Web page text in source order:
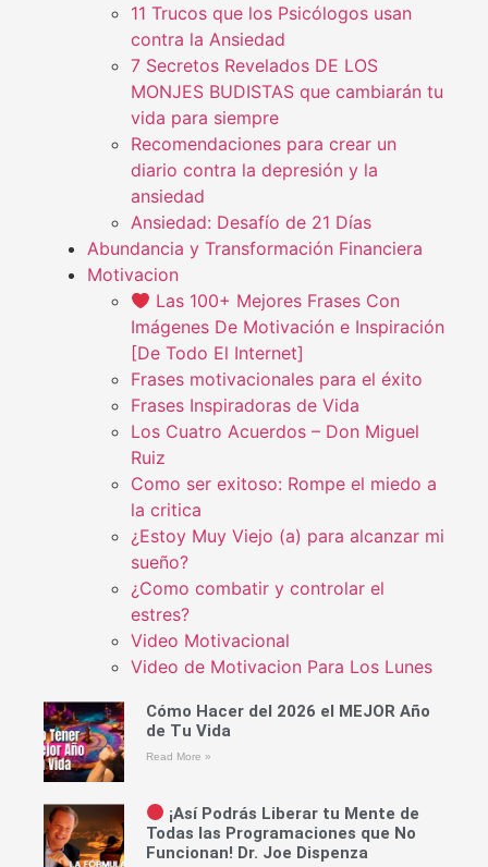
11 Trucos que los Psicólogos usan
contra la Ansiedad
7 Secretos Revelados DE LOS
MONJES BUDISTAS que cambiarán tu
vida para siempre
Recomendaciones para crear un
diario contra la depresión y la
ansiedad
Ansiedad: Desafío de 21 Días
Abundancia y Transformación Financiera
Motivacion
Las 100+ Mejores Frases Con
Imágenes De Motivación e Inspiración
[De Todo El Internet]
Frases motivacionales para el éxito
Frases Inspiradoras de Vida
Los Cuatro Acuerdos – Don Miguel
Ruiz
Como ser exitoso: Rompe el miedo a
la critica
¿Estoy Muy Viejo (a) para alcanzar mi
sueño?
¿Como combatir y controlar el
estres?
Video Motivacional
Video de Motivacion Para Los Lunes
Cómo Hacer del 2026 el MEJOR Año
de Tu Vida
Read More »
¡Así Podrás Liberar tu Mente de
Todas las Programaciones que No
Funcionan! Dr. Joe Dispenza